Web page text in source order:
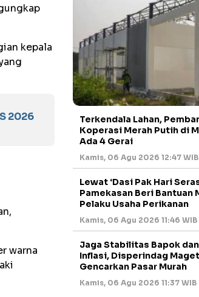
kepala
2026
warna
Terkendala Lahan,
Koperasi Merah Putih di
Ada 4 Gerai
Kamis, 06 Agu 2026 12:47 WIB
Lewat ‘Dasi Pak Hari
Pamekasan Beri Bantuan
Pelaku Usaha Perikanan
Kamis, 06 Agu 2026 11:46 WIB
Jaga Stabilitas Bapok
Inflasi, Disperindag
Gencarkan Pasar Murah
Kamis, 06 Agu 2026 11:37 WIB